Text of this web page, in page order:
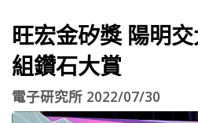
旺宏金矽獎 陽明
組鑽石大賞
電子研究所 2022/07/30